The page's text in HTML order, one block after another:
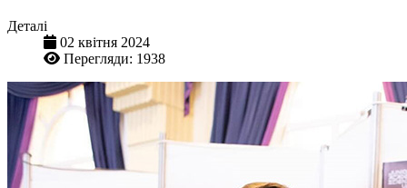
Деталі
02 квітня 2024
Перегляди: 1938